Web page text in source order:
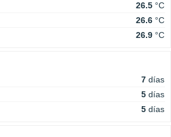
26.5 °C
26.6 °C
26.9 °C
7 días
5 días
5 días